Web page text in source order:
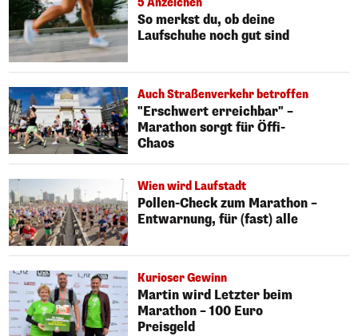
5 Anzeichen
So merkst du, ob deine
Laufschuhe noch gut sind
Auch Straßenverkehr betroffen
"Erschwert erreichbar" –
Marathon sorgt für Öffi-
Chaos
Wien wird Laufstadt
Pollen-Check zum Marathon –
Entwarnung, für (fast) alle
Kurioser Gewinn
Martin wird Letzter beim
Marathon – 100 Euro
Preisgeld